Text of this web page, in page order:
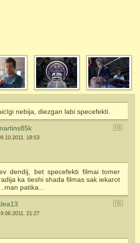
nebija, diezgan labi specefekti.
18:53
dendij, bet specefekti filmai tomer
ka tieshi shada filmas sak iekarot
patika...
21:27